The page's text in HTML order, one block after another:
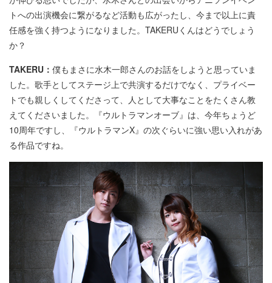
トへの出演機会に繋がるなど活動も広がったし、今まで以上に責
任感を強く持つようになりました。TAKERUくんはどうでしょう
か？
TAKERU： 僕もまさに水木一郎さんのお話をしようと思っていま
した。歌手としてステージ上で共演するだけでなく、プライベー
トでも親しくしてくださって、人として大事なことをたくさん教
えてくださいました。『ウルトラマンオーブ』は、今年ちょうど
10周年ですし、『ウルトラマンX』の次ぐらいに強い思い入れがあ
る作品ですね。